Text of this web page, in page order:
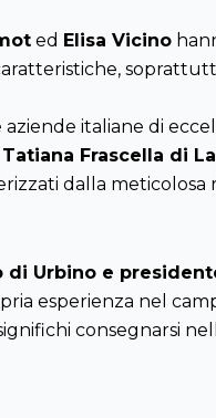
ed Elisa Vicino
italiane di
Tatiana Frascella di
dalla
di Urbino e
esperienza nel
consegnarsi